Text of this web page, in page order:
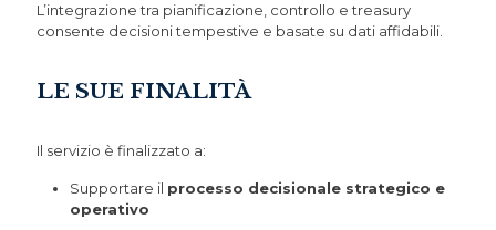
L’integrazione tra pianificazione, controllo e treasury
consente decisioni tempestive e basate su dati affidabili.
LE SUE FINALITÀ
Il servizio è finalizzato a:
Supportare il processo decisionale strategico e
operativo